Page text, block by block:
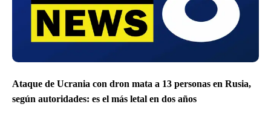
Ataque de Ucrania con dron mata a 13 personas en Rusia,
según autoridades: es el más letal en dos años